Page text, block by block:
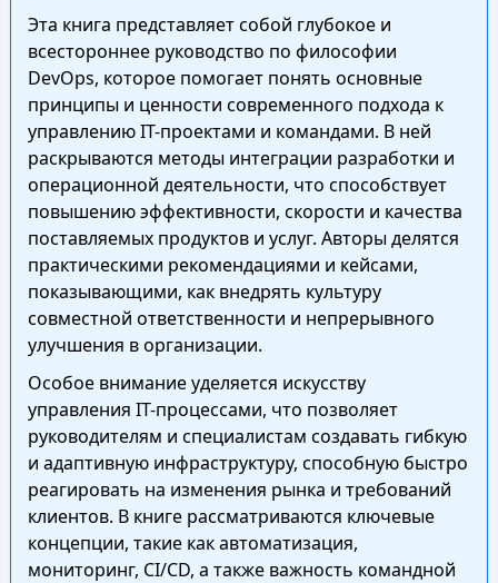
Эта книга представляет собой глубокое и
всестороннее руководство по философии
DevOps, которое помогает понять основные
принципы и ценности современного подхода к
управлению IT-проектами и командами. В ней
раскрываются методы интеграции разработки и
операционной деятельности, что способствует
повышению эффективности, скорости и качества
поставляемых продуктов и услуг. Авторы делятся
практическими рекомендациями и кейсами,
показывающими, как внедрять культуру
совместной ответственности и непрерывного
улучшения в организации.
Особое внимание уделяется искусству
управления IT-процессами, что позволяет
руководителям и специалистам создавать гибкую
и адаптивную инфраструктуру, способную быстро
реагировать на изменения рынка и требований
клиентов. В книге рассматриваются ключевые
концепции, такие как автоматизация,
мониторинг, CI/CD, а также важность командной